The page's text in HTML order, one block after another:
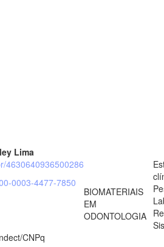
Lima
4630640936500286
0003-4477-7850
CNPq
BIOMATERIAIS
EM
ODONTOLOGIA